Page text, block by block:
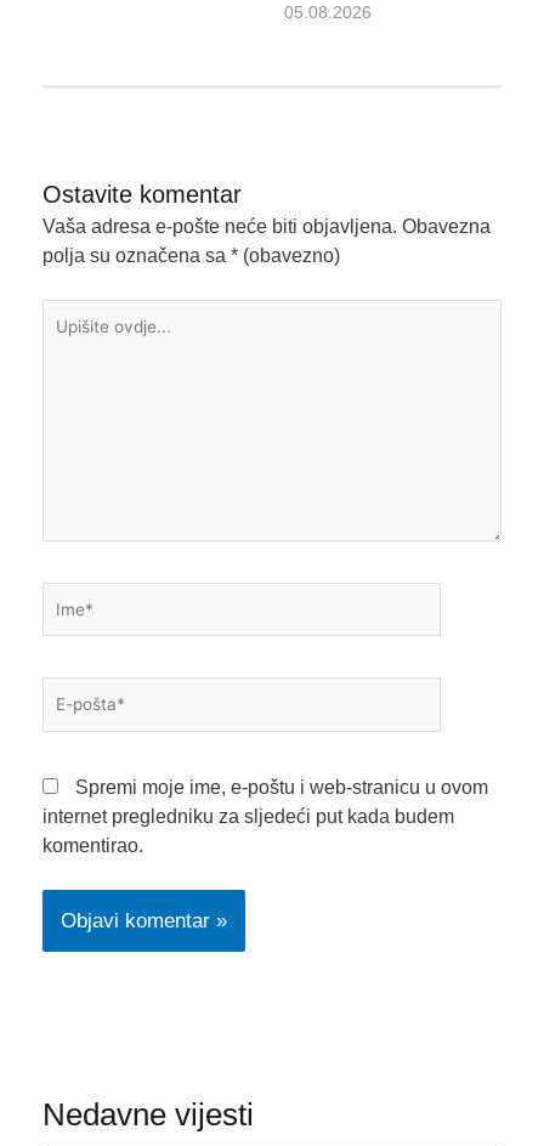
05.08.2026
Ostavite komentar
Vaša adresa e-pošte neće biti objavljena. Obavezna
polja su označena sa * (obavezno)
ovdje...
pošta*
Spremi moje ime, e-poštu i web-stranicu u ovom
internet pregledniku za sljedeći put kada budem
komentirao.
Nedavne vijesti